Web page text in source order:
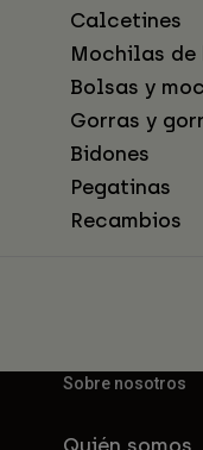
Calcetines
Mochilas
Bolsas y
Gorras y
Bidones
Pegatinas
Recambios
Sobre nosotros
Quién somos